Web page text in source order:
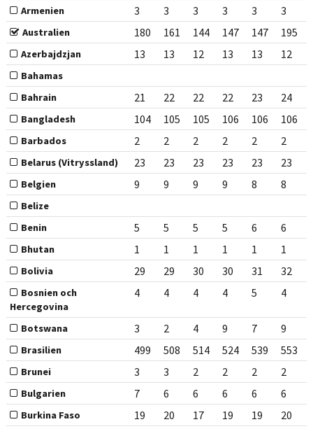
Armenien 3 3 3 3 3 3
Australien 180 161 144 147 147 195
Azerbajdzjan 13 13 12 13 13 12
Bahamas
Bahrain
21 22 22 22 23 24
Bangladesh 104 105 105 106 106 106
Barbados 2 2 2 2 2 2
Belarus (Vitryssland) 23 23 23 23 23 23
Belgien 9 9 9 9 8 8
Belize
Benin
5 5 5 5 6 6
Bhutan 1 1 1 1 1 1
Bolivia 29 29 30 30 31 32
Bosnien och
Hercegovina
4 4 4 4 5 4
Botswana 3 2 4 9 7 9
Brasilien 499 508 514 524 539 553
Brunei 3 3 2 2 2 2
Bulgarien 7 6 6 6 6 6
Burkina Faso 19 20 17 19 19 20